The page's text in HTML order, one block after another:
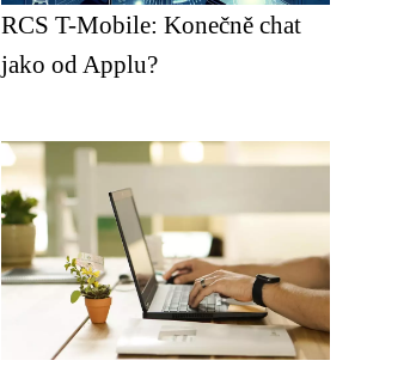
RCS T-Mobile: Konečně chat
jako od Applu?